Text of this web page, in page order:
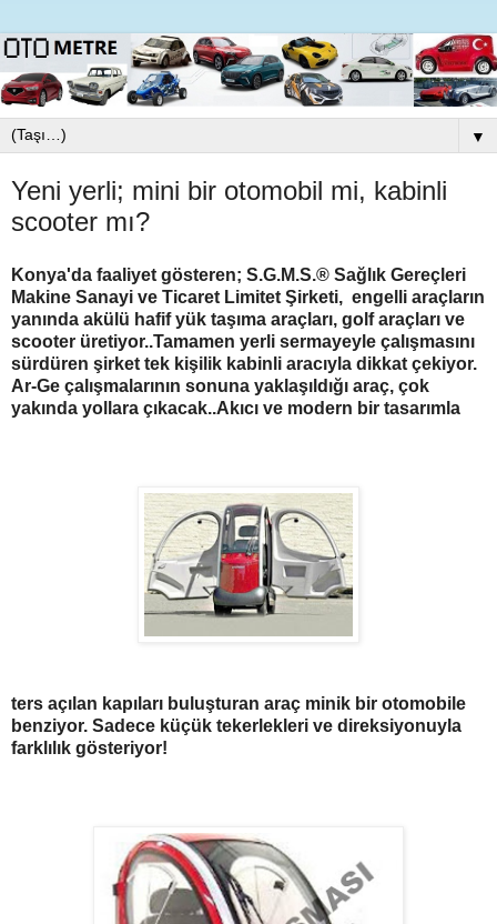
▼
Yeni yerli; mini bir otomobil mi, kabinli
scooter mı?
Konya'da faaliyet gösteren; S.G.M.S.® Sağlık Gereçleri
Makine Sanayi ve Ticaret Limitet Şirketi, engelli araçların
yanında akülü hafif yük taşıma araçları, golf araçları ve
scooter üretiyor..Tamamen yerli sermayeyle çalışmasını
sürdüren şirket tek kişilik kabinli aracıyla dikkat çekiyor.
Ar-Ge çalışmalarının sonuna yaklaşıldığı araç, çok
yakında yollara çıkacak..Akıcı ve modern bir tasarımla
ters açılan kapıları buluşturan araç minik bir otomobile
benziyor. Sadece küçük tekerlekleri ve direksiyonuyla
farklılık gösteriyor!